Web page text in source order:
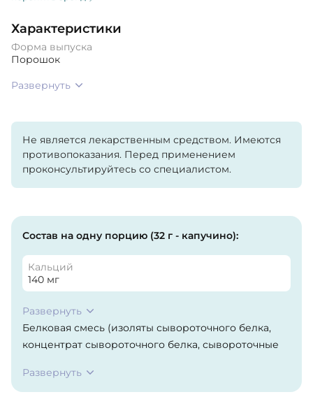
Характеристики
Форма выпуска
Порошок
Развернуть
Не является лекарственным средством. Имеются
противопоказания. Перед применением
проконсультируйтесь со специалистом.
Состав на одну порцию (32 г - капучино):
Кальций
140 мг
Развернуть
Белковая смесь (изоляты сывороточного белка,
концентрат сывороточного белка, сывороточные
натуральные и искусственные ароматизаторы,
лецитин, ацесульфам калия, Aminogen®,
Развернуть